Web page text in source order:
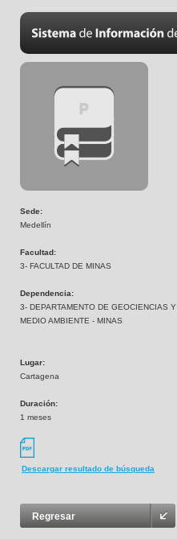
Sede:
Medellín
Facultad:
3- FACULTAD DE MINAS
Dependencia:
3- DEPARTAMENTO DE GEOCIENCIAS Y
MEDIO AMBIENTE - MINAS
Lugar:
Cartagena
Duración:
1 meses
Descargar resultado de búsqueda
Regresar